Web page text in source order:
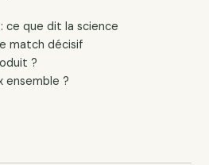
ce que dit la science
match décisif
?
ensemble ?